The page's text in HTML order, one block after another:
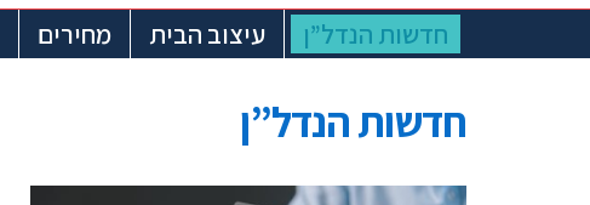
חדשות הנדל”ן עיצוב הבית מחירים
חדשות הנדל”ן